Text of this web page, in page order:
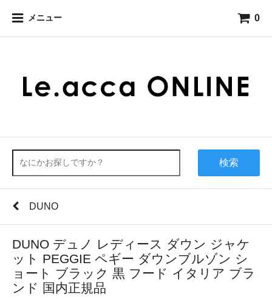
メニュー 0
検索
DUNO
DUNO デュノ レディース ダウン ジャケ
ット PEGGIE ペギー ダウンブルゾン シ
ョート ブラック 黒 フード イタリア ブラ
ンド 国内正規品